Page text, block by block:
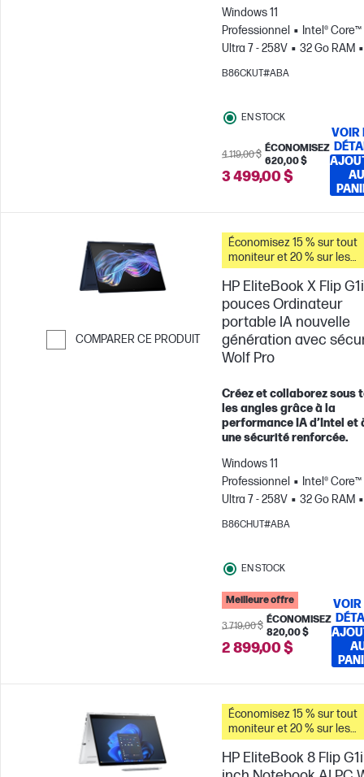
Windows 11
Professionnel
Intel® Core™
Ultra 7 - 258V
32 Go RAM
To Disque SSD
B86CKUT#ABA
EN STOCK
4 119,00 $
ÉCONOMISEZ
620,00 $
3 499,00 $
VOIR
AU
COMPARER CE PRODUIT
Économisez 15 % sur tout
moniteur et 20 % sur les
accessoires pour PC
vous achetez ce PC.
HP EliteBook X Flip
pouces Ordinateur
portable IA nouvelle
génération avec
Wolf Pro
Créez et collaborez sous
les angles grâce à la
performance IA d’Intel et
une sécurité renforcée.
Windows 11
Professionnel
Intel® Core™
Ultra 7 - 258V
32 Go RAM
Go Disque SSD
B86CHUT#ABA
EN STOCK
Meilleure offre
3 719,00 $
ÉCONOMISEZ
820,00 $
2 899,00 $
VOIR
Économisez 15 % sur tout
moniteur et 20 % sur les
accessoires pour PC
vous achetez ce PC.
HP EliteBook 8 Flip